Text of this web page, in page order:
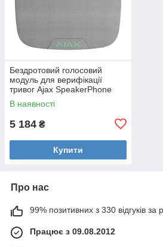
Бездротовий голосовий
модуль для верифікації
тривог Ajax SpeakerPhone
Jeweller White
В наявності
5 184 ₴
Купити
Про нас
99% позитивних з 330 відгуків за
Працює з 09.08.2012